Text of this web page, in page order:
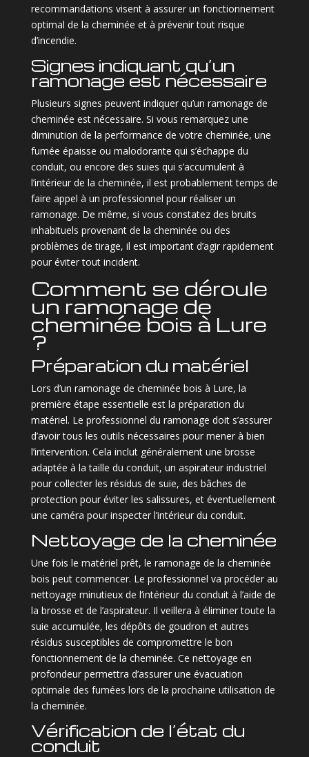
recommandations visent à assurer un fonctionnement
optimal de la cheminée et à prévenir tout risque
d’incendie.
Signes indiquant qu’un
ramonage est nécessaire
Plusieurs signes peuvent indiquer qu’un ramonage de
cheminée est nécessaire. Si vous remarquez une
diminution de la performance de votre cheminée, une
fumée épaisse ou malodorante qui s’échappe du
conduit, ou encore des suies qui s’accumulent à
l’intérieur de la cheminée, il est probablement temps de
faire appel à un professionnel pour réaliser un
ramonage. De même, si vous constatez des bruits
inhabituels provenant de la cheminée ou des
problèmes de tirage, il est important d’agir rapidement
pour éviter tout incident.
Comment se déroule
un ramonage de
cheminée bois à Lure
?
Préparation du matériel
Lors d’un ramonage de cheminée bois à Lure, la
première étape essentielle est la préparation du
matériel. Le professionnel du ramonage doit s’assurer
d’avoir tous les outils nécessaires pour mener à bien
l’intervention. Cela inclut généralement une brosse
adaptée à la taille du conduit, un aspirateur industriel
pour collecter les résidus de suie, des bâches de
protection pour éviter les salissures, et éventuellement
une caméra pour inspecter l’intérieur du conduit.
Nettoyage de la cheminée
Une fois le matériel prêt, le ramonage de la cheminée
bois peut commencer. Le professionnel va procéder au
nettoyage minutieux de l’intérieur du conduit à l’aide de
la brosse et de l’aspirateur. Il veillera à éliminer toute la
suie accumulée, les dépôts de goudron et autres
résidus susceptibles de compromettre le bon
fonctionnement de la cheminée. Ce nettoyage en
profondeur permettra d’assurer une évacuation
optimale des fumées lors de la prochaine utilisation de
la cheminée.
Vérification de l’état du
conduit